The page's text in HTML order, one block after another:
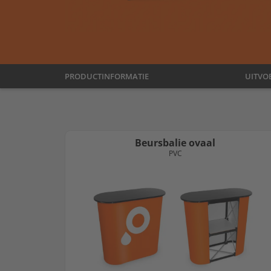
PRODUCTINFORMATIE
Beursbalie ovaal
PVC